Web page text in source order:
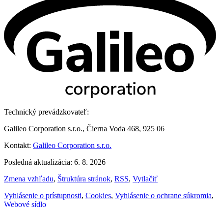
Technický prevádzkovateľ:
Galileo Corporation s.r.o., Čierna Voda 468, 925 06
Kontakt: Galileo Corporation s.r.o.
Posledná aktualizácia: 6. 8. 2026
Zmena vzhľadu, Štruktúra stránok, RSS, Vytlačiť
Vyhlásenie o prístupnosti, Cookies, Vyhlásenie o ochrane súkromia,
Webové sídlo